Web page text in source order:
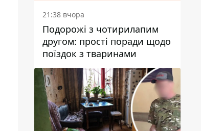
21:38 вчора
Подорожі з чотирилапим
другом: прості поради щодо
поїздок з тваринами